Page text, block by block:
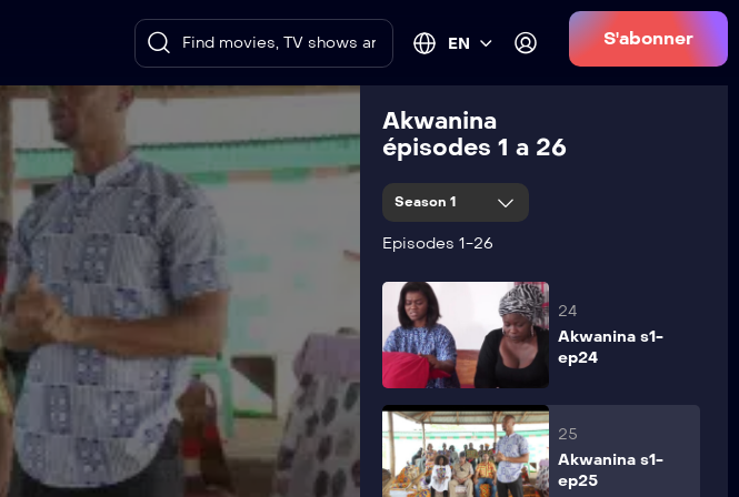
EN S'abonner
Akwanina
épisodes 1 a 26
Season 1
Episodes 1-26
22
24
Akwanina s1-
ep24
25
Akwanina s1-
ep25